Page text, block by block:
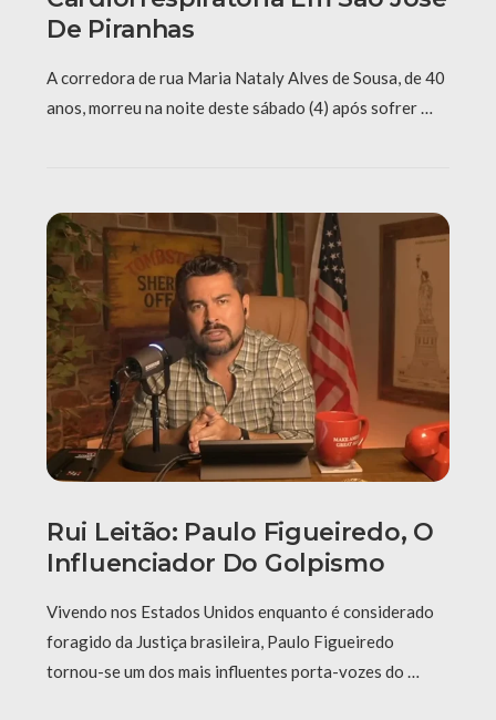
De Piranhas
A corredora de rua Maria Nataly Alves de Sousa, de 40
anos, morreu na noite deste sábado (4) após sofrer …
Rui Leitão: Paulo Figueiredo, O
Influenciador Do Golpismo
Vivendo nos Estados Unidos enquanto é considerado
foragido da Justiça brasileira, Paulo Figueiredo
tornou-se um dos mais influentes porta-vozes do …